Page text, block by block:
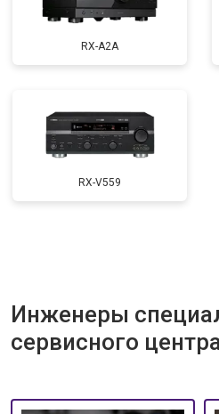
RX-A2A
RX-V559
Инженеры
сервисного